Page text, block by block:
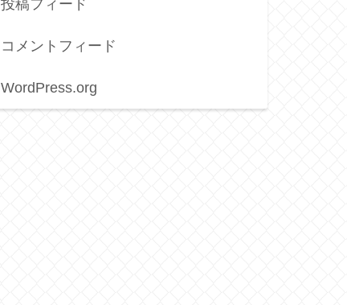
投稿フィード
コメントフィード
WordPress.org